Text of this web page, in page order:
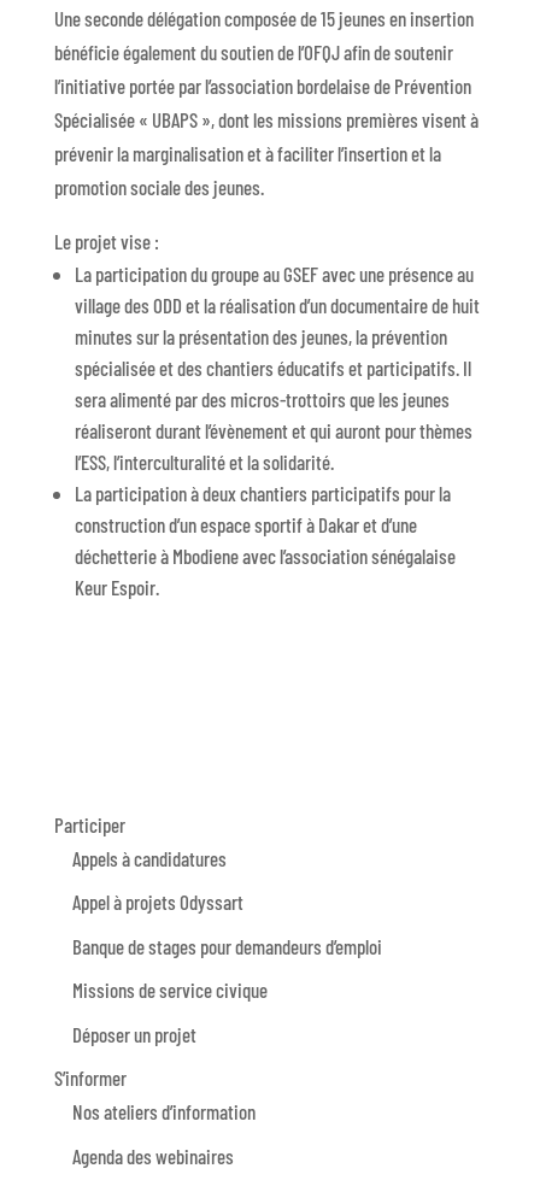
Une seconde délégation composée de 15 jeunes en insertion
bénéficie également du soutien de l’OFQJ afin de soutenir
l’initiative portée par l’association bordelaise de Prévention
Spécialisée « UBAPS », dont les missions premières visent à
prévenir la marginalisation et à faciliter l’insertion et la
promotion sociale des jeunes.
Le projet vise :
La participation du groupe au GSEF avec une présence au
village des ODD et la réalisation d’un documentaire de huit
minutes sur la présentation des jeunes, la prévention
spécialisée et des chantiers éducatifs et participatifs. Il
sera alimenté par des micros-trottoirs que les jeunes
réaliseront durant l’évènement et qui auront pour thèmes
l’ESS, l’interculturalité et la solidarité.
La participation à deux chantiers participatifs pour la
construction d’un espace sportif à Dakar et d’une
déchetterie à Mbodiene avec l’association sénégalaise
Keur Espoir.
Participer
Appels à candidatures
Appel à projets Odyssart
Banque de stages pour demandeurs d’emploi
Missions de service civique
Déposer un projet
S’informer
Nos ateliers d’information
Agenda des webinaires